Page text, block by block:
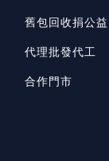
舊包回收捐公益
代理批發代工
合作門市